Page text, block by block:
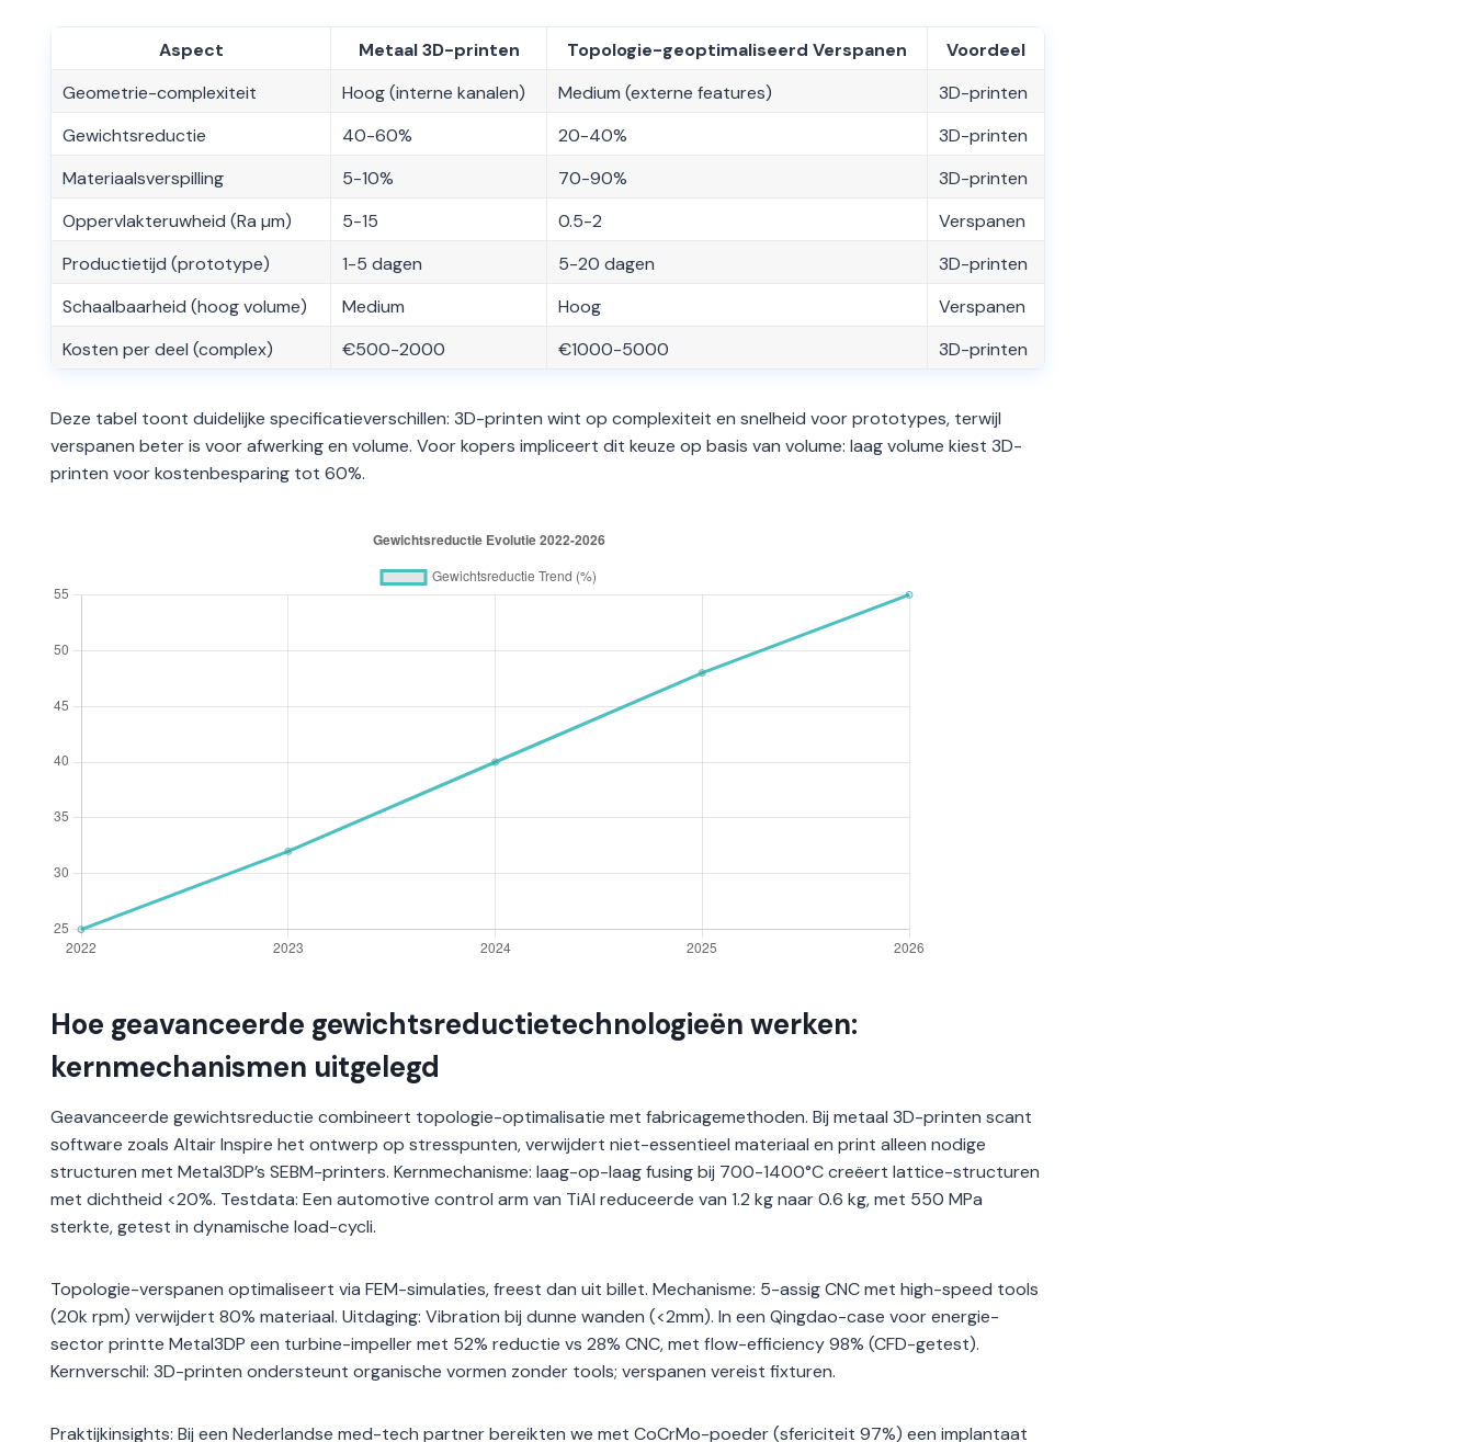
Aspect Metaal 3D-printen Topologie-geoptimaliseerd Verspanen
Voordeel
Geometrie-complexiteit
Hoog (interne kanalen) Medium (externe features)
3D-printen
Gewichtsreductie
40-60% 20-40%
3D-printen
Materiaalsverspilling
5-10% 70-90%
3D-printen
Oppervlakteruwheid (Ra µm)
5-15 0.5-2
Verspanen
Productietijd (prototype)
1-5 dagen 5-20 dagen
3D-printen
Schaalbaarheid (hoog volume)
Medium Hoog
Verspanen
Kosten per deel (complex)
€500-2000 €1000-5000 3D-printen
Deze tabel toont duidelijke specificatieverschillen: 3D-printen wint op complexiteit en snelheid voor prototypes, terwijl
verspanen beter is voor afwerking en volume. Voor kopers impliceert dit keuze op basis van volume: laag volume kiest 3D-
printen voor kostenbesparing tot 60%.
Hoe geavanceerde gewichtsreductietechnologieën werken:
kernmechanismen uitgelegd
Geavanceerde gewichtsreductie combineert topologie-optimalisatie met fabricagemethoden. Bij metaal 3D-printen scant
software zoals Altair Inspire het ontwerp op stresspunten, verwijdert niet-essentieel materiaal en print alleen nodige
structuren met Metal3DP’s SEBM-printers. Kernmechanisme: laag-op-laag fusing bij 700-1400°C creëert lattice-structuren
met dichtheid <20%. Testdata: Een automotive control arm van TiAl reduceerde van 1.2 kg naar 0.6 kg, met 550 MPa
sterkte, getest in dynamische load-cycli.
Topologie-verspanen optimaliseert via FEM-simulaties, freest dan uit billet. Mechanisme: 5-assig CNC met high-speed tools
(20k rpm) verwijdert 80% materiaal. Uitdaging: Vibration bij dunne wanden (<2mm). In een Qingdao-case voor energie-
sector printte Metal3DP een turbine-impeller met 52% reductie vs 28% CNC, met flow-efficiency 98% (CFD-getest).
Kernverschil: 3D-printen ondersteunt organische vormen zonder tools; verspanen vereist fixturen.
Praktijkinsights: Bij een Nederlandse med-tech partner bereikten we met CoCrMo-poeder (sfericiteit 97%) een implantaat